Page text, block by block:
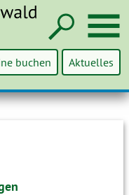
buchen Aktuelles